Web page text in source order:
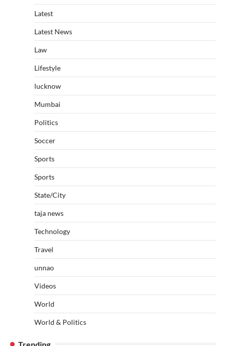
Latest
Latest News
Law
Lifestyle
lucknow
Mumbai
Politics
Soccer
Sports
Sports
State/City
taja news
Technology
Travel
unnao
Videos
World
World & Politics
Trending